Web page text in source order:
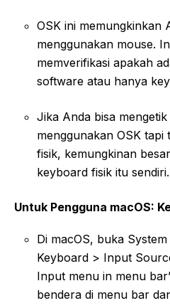
OSK ini memungkinkan
menggunakan mouse.
memverifikasi apakah
software atau hanya
Jika Anda bisa
menggunakan OSK
fisik, kemungkinan
keyboard fisik itu sendiri.
Untuk Pengguna macOS:
Di macOS, buka
Keyboard > Input
Input menu in menu
bendera di menu bar